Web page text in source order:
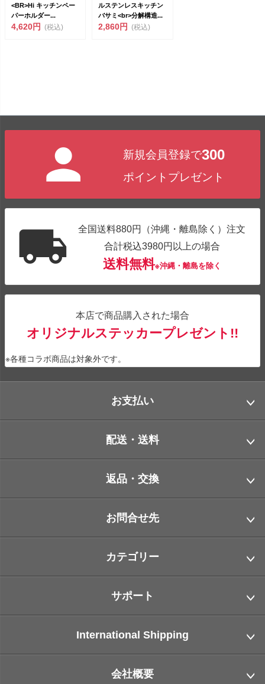
<BR>Hi キッチンペー
パーホルダー...
4,620円 (税込)
ルステンレスキッチン
バサミ<br>分解構造...
2,860円 (税込)
新規会員登録で300
ポイントプレゼント
全国送料880円（沖縄・離島除く）注文
合計税込3980円以上の場合
送料無料※沖縄・離島を除く
本店で商品購入された場合
オリジナルステッカープレゼント!!
※各種コラボ商品は対象外です。
お支払い
配送・送料
返品・交換
お問合せ先
カテゴリー
サポート
International Shipping
会社概要